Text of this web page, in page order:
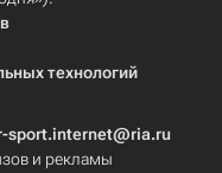
технологий
sport.internet@ria.ru
и рекламы